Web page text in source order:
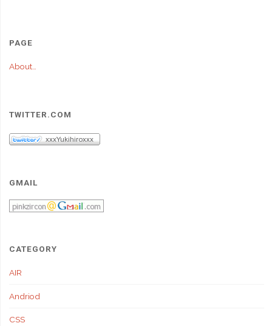
PAGE
About…
TWITTER.COM
GMAIL
CATEGORY
AIR
Andriod
CSS